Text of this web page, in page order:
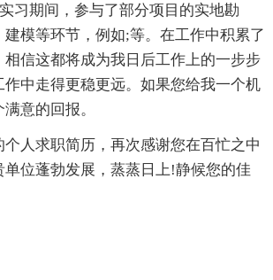
习期间，参与了部分项目的实地勘
模等环节，例如;等。在工作中积累了
信这都将成为我日后工作上的一步步
作中走得更稳更远。如果您给我一个机
意的回报。
个人求职简历，再次感谢您在百忙之中
位蓬勃发展，蒸蒸日上!静候您的佳